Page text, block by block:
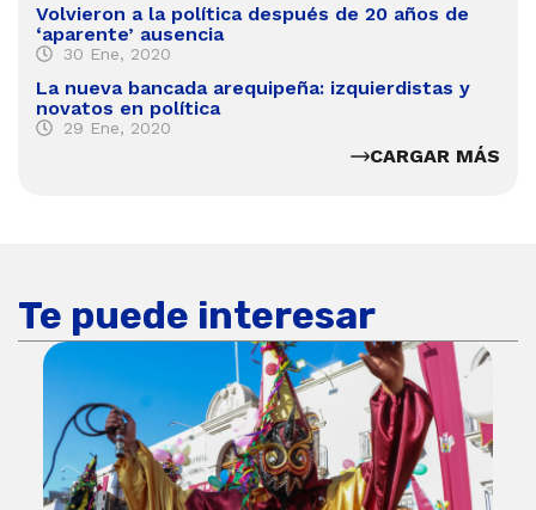
Volvieron a la política después de 20 años de
‘aparente’ ausencia
30 Ene, 2020
La nueva bancada arequipeña: izquierdistas y
novatos en política
29 Ene, 2020
CARGAR MÁS
Te puede interesar